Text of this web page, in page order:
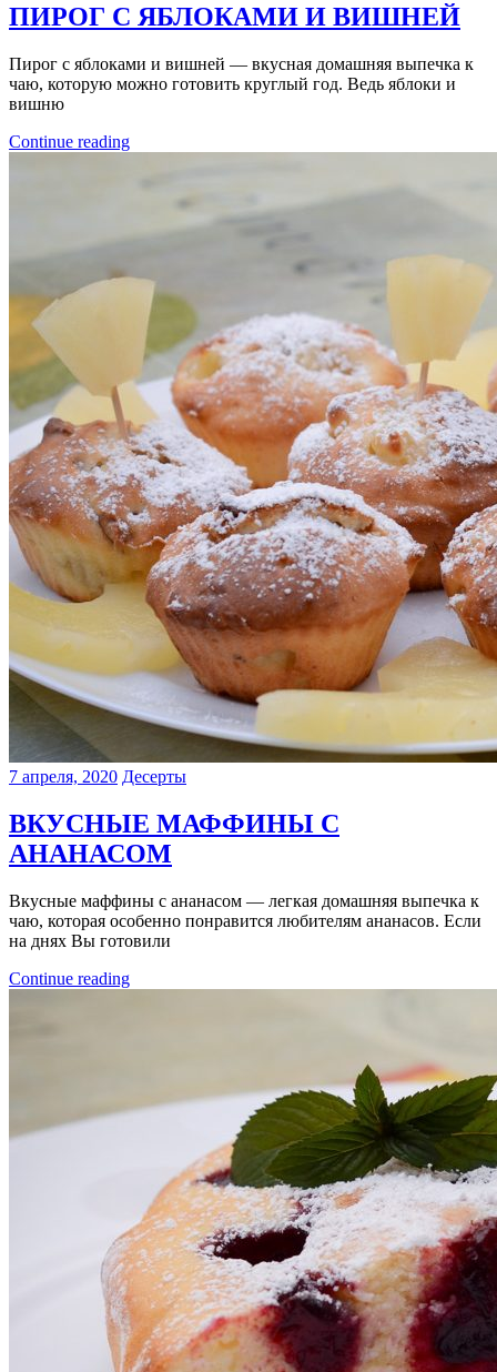
ПИРОГ С ЯБЛОКАМИ И ВИШНЕЙ
Пирог с яблоками и вишней — вкусная домашняя выпечка к
чаю, которую можно готовить круглый год. Ведь яблоки и
вишню
Continue reading
7 апреля, 2020 Десерты
ВКУСНЫЕ МАФФИНЫ С
АНАНАСОМ
Вкусные маффины с ананасом — легкая домашняя выпечка к
чаю, которая особенно понравится любителям ананасов. Если
на днях Вы готовили
Continue reading